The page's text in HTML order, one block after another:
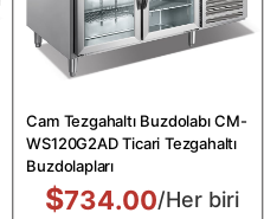
Cam Tezgahaltı Buzdolabı CM-
WS120G2AD Ticari Tezgahaltı
Buzdolapları
$734.00/Her biri